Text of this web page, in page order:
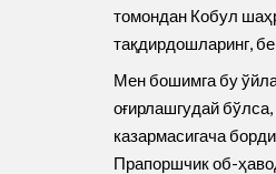
томондан Кобул
тақдирдошларинг,
Мен бошимга бу
оғирлашгудай
казармасигача
Прапоршчик об-